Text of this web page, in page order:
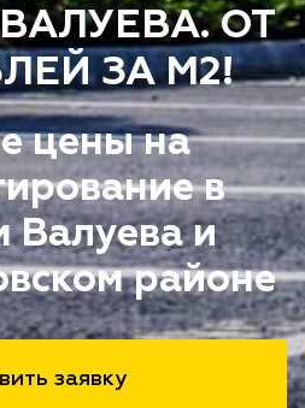
ОТ
ЗА М2!
цены на
в
Валуева и
районе
заявку